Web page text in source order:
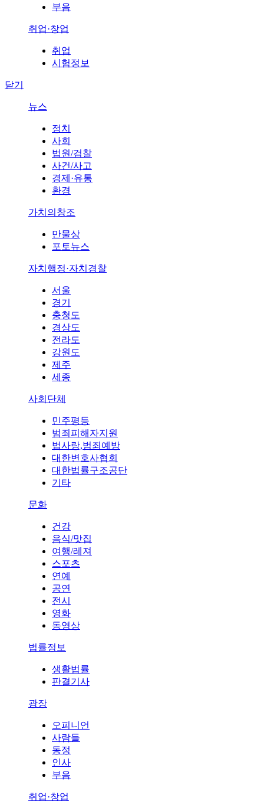
부음
취업·창업
취업
시험정보
닫기
뉴스
정치
사회
법원/검찰
사건/사고
경제·유통
환경
가치의창조
만물상
포토뉴스
자치행정·자치경찰
서울
경기
충청도
경상도
전라도
강원도
제주
세종
사회단체
민주평등
범죄피해자지원
법사랑,범죄예방
대한변호사협회
대한법률구조공단
기타
문화
건강
음식/맛집
여행/레져
스포츠
연예
공연
전시
영화
동영상
법률정보
생활법률
판결기사
광장
오피니언
사람들
동정
인사
부음
취업·창업